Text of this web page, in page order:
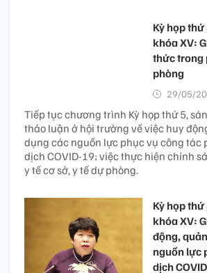
Kỳ họp
khóa XV:
thức trong
phòng
29/05/
Tiếp tục chương trình Kỳ họp thứ 5,
thảo luận ở hội trường về việc huy
dụng các nguồn lực phục vụ công tác
dịch COVID-19; việc thực hiện chính
y tế cơ sở, y tế dự phòng.
Kỳ họp
khóa XV:
động,
nguồn lực
dịch